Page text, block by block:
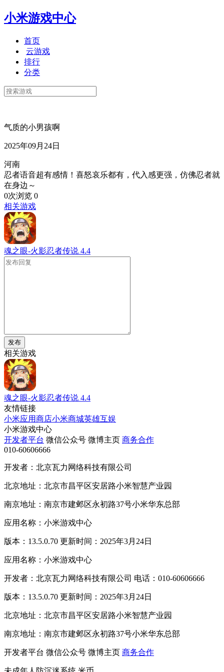
小米游戏中心
首页
云游戏
排行
分类
气质的小男孩啊
2025年09月24日
河南
忍者语音超有感情！喜怒哀乐都有，代入感更强，仿佛忍者就
在身边～
0次浏览 0
相关游戏
魂之眼-火影忍者传说 4.4
发布
相关游戏
魂之眼-火影忍者传说 4.4
友情链接
小米应用商店小米商城英雄互娱
小米游戏中心
开发者平台 微信公众号 微博主页 商务合作
010-60606666
开发者：北京瓦力网络科技有限公司
北京地址：北京市昌平区安居路小米智慧产业园
南京地址：南京市建邺区永初路37号小米华东总部
应用名称：小米游戏中心
版本：13.5.0.70 更新时间：2025年3月24日
应用名称：小米游戏中心
开发者：北京瓦力网络科技有限公司 电话：010-60606666
版本：13.5.0.70 更新时间：2025年3月24日
北京地址：北京市昌平区安居路小米智慧产业园
南京地址：南京市建邺区永初路37号小米华东总部
开发者平台 微信公众号 微博主页 商务合作